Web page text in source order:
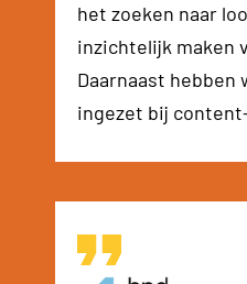
het zoeken naar
inzichtelijk maken
Daarnaast hebben
ingezet bij